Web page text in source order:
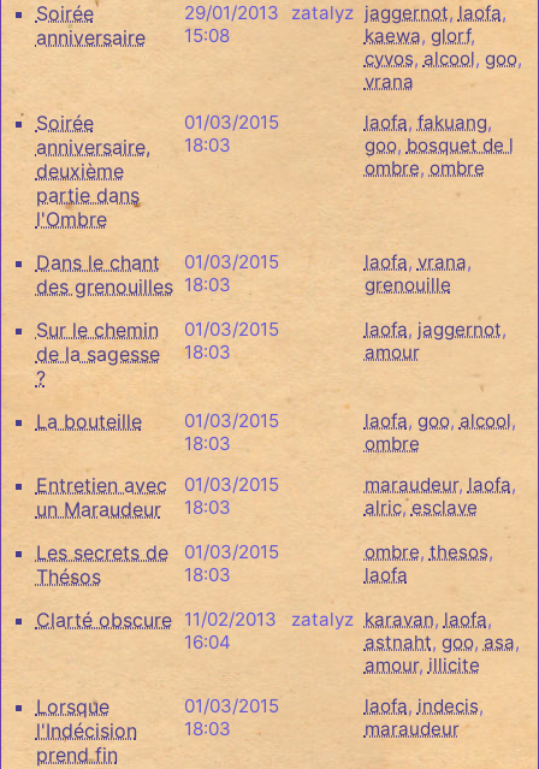
Soirée
anniversaire
29/01/2013
15:08
zatalyz jaggernot, laofa,
kaewa, glorf,
cyvos, alcool, goo,
vrana
Soirée
anniversaire,
deuxième
partie dans
l'Ombre
01/03/2015
18:03
laofa, fakuang,
goo, bosquet de l
ombre, ombre
Dans le chant
des grenouilles
01/03/2015
18:03
laofa, vrana,
grenouille
Sur le chemin
de la sagesse
?
01/03/2015
18:03
laofa, jaggernot,
amour
La bouteille
01/03/2015
18:03
laofa, goo, alcool,
ombre
Entretien avec
un Maraudeur
01/03/2015
18:03
maraudeur, laofa,
alric,esclave
Les secrets de
Thésos
01/03/2015
18:03
ombre, thesos,
laofa
Clarté obscure 11/02/2013
16:04
zatalyz karavan, laofa,
astnaht, goo, asa,
amour, illicite
Lorsque
l'Indécision
prend fin
01/03/2015
18:03
laofa, indecis,
maraudeur